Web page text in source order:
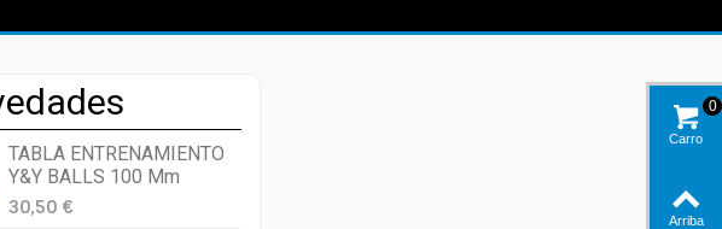
TABLA ENTRENAMIENTO
Y&Y BALLS 100 Mm
30,50 €
Carro
0
Arriba